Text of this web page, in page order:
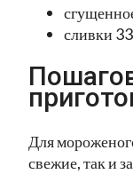
сливки
Для
свежие, так и